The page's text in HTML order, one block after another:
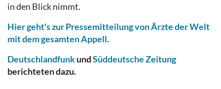
in den Blick nimmt.
Hier geht's zur Pressemitteilung von Ärzte der Welt
mit dem gesamten Appell.
DeutschlandfunkundSüddeutsche Zeitung
berichteten dazu.